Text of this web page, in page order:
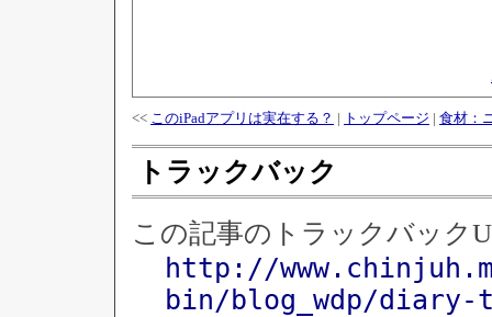
<< このiPadアプリは実在する？ | トップページ | 食材：
トラックバック
この記事のトラックバック
http://
bin/blog_wdp/diary-